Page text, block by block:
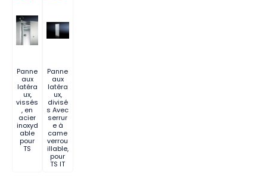
Panne
aux
latéra
ux,
vissés
, en
acier
inoxyd
able
pour
TS
Panne
aux
latéra
ux,
divisé
s Avec
serrur
e à
came
verrou
illable,
pour
TS IT